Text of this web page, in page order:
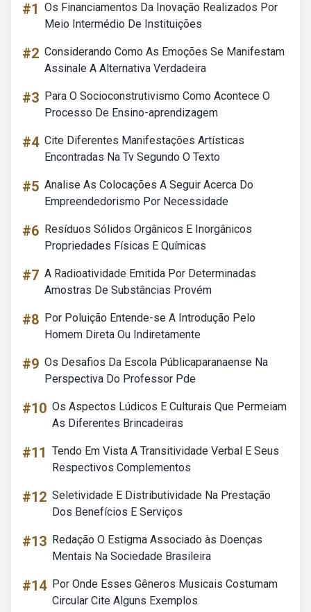
#1 Os Financiamentos Da Inovação Realizados Por
Meio Intermédio De Instituições
#2 Considerando Como As Emoções Se Manifestam
Assinale A Alternativa Verdadeira
#3 Para O Socioconstrutivismo Como Acontece O
Processo De Ensino-aprendizagem
#4 Cite Diferentes Manifestações Artísticas
Encontradas Na Tv Segundo O Texto
#5 Analise As Colocações A Seguir Acerca Do
Empreendedorismo Por Necessidade
#6 Resíduos Sólidos Orgânicos E Inorgânicos
Propriedades Físicas E Químicas
#7 A Radioatividade Emitida Por Determinadas
Amostras De Substâncias Provém
#8 Por Poluição Entende-se A Introdução Pelo
Homem Direta Ou Indiretamente
#9 Os Desafios Da Escola Públicaparanaense Na
Perspectiva Do Professor Pde
#10 Os Aspectos Lúdicos E Culturais Que Permeiam
As Diferentes Brincadeiras
#11 Tendo Em Vista A Transitividade Verbal E Seus
Respectivos Complementos
#12 Seletividade E Distributividade Na Prestação
Dos Benefícios E Serviços
#13 Redação O Estigma Associado às Doenças
Mentais Na Sociedade Brasileira
#14 Por Onde Esses Gêneros Musicais Costumam
Circular Cite Alguns Exemplos